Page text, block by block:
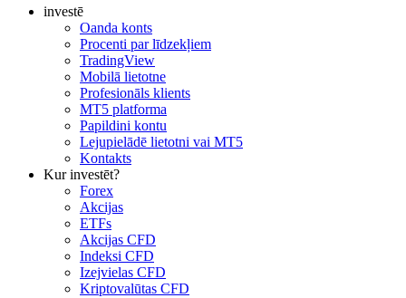
investē
Oanda konts
Procenti par līdzekļiem
TradingView
Mobilā lietotne
Profesionāls klients
MT5 platforma
Papildini kontu
Lejupielādē lietotni vai MT5
Kontakts
Kur investēt?
Forex
Akcijas
ETFs
Akcijas CFD
Indeksi CFD
Izejvielas CFD
Kriptovalūtas CFD